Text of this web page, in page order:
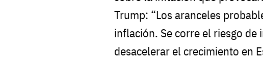
Trump: “Los aranceles
inflación. Se corre el riesgo
desacelerar el crecimiento en